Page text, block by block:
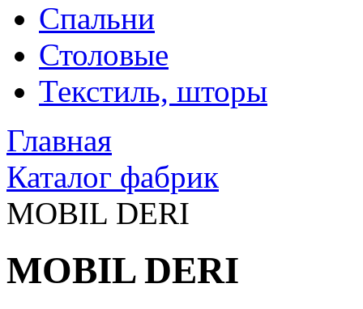
Спальни
Столовые
Текстиль, шторы
Главная
Каталог фабрик
MOBIL DERI
MOBIL DERI